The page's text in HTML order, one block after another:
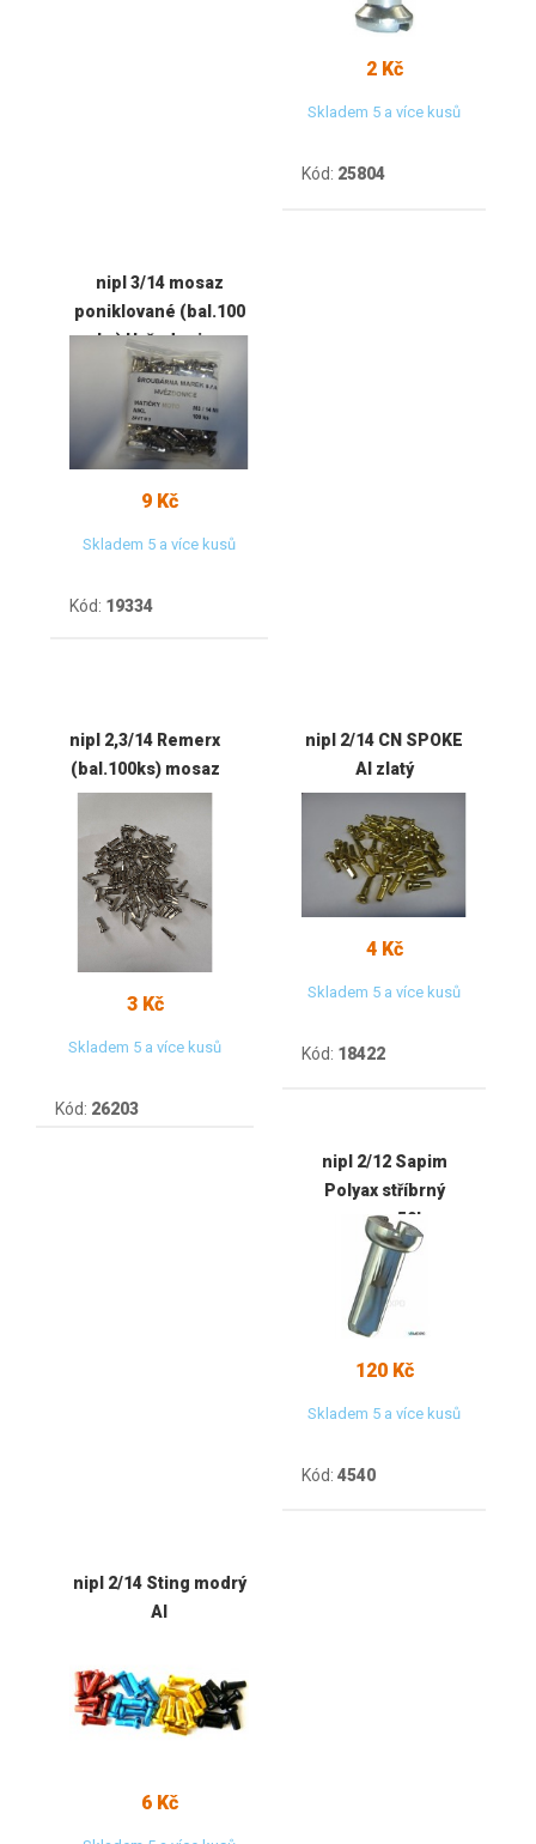
2 Kč
Skladem 5 a více kusů
Kód: 25804
nipl 3/14 mosaz
poniklované (bal.100
ks) Hvězdonice
9 Kč
Skladem 5 a více kusů
Kód: 19334
nipl 2,3/14 Remerx
(bal.100ks) mosaz
3 Kč
Skladem 5 a více kusů
Kód: 26203
nipl 2/14 CN SPOKE
Al zlatý
4 Kč
Skladem 5 a více kusů
Kód: 18422
nipl 2/12 Sapim
Polyax stříbrný
mosaz, 50ks
120 Kč
Skladem 5 a více kusů
Kód: 4540
nipl 2/14 Sting modrý
Al
6 Kč